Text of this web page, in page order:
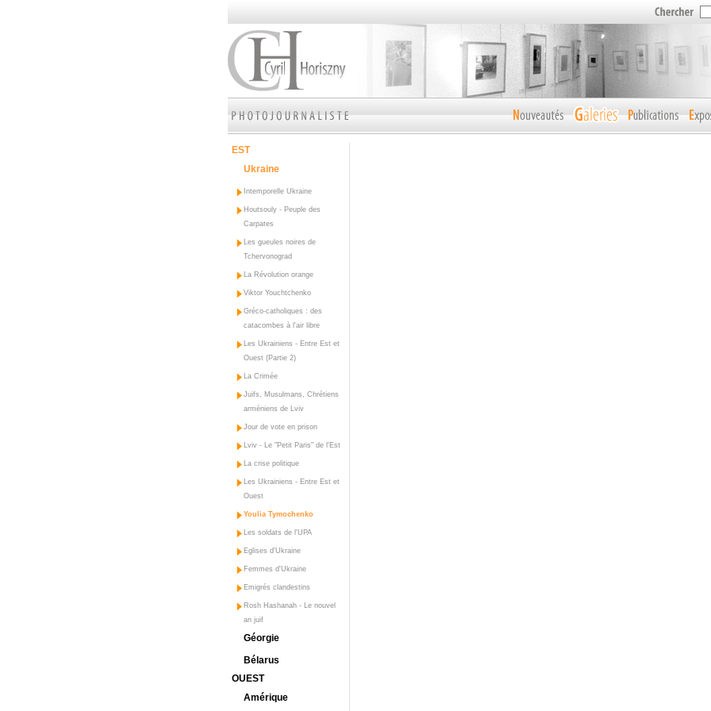
EST
Ukraine
Intemporelle Ukraine
Houtsouly - Peuple des
Carpates
Les gueules noires de
Tchervonograd
La Révolution orange
Viktor Youchtchenko
Gréco-catholiques : des
catacombes à l'air libre
Les Ukrainiens - Entre Est et
Ouest (Partie 2)
La Crimée
Juifs, Musulmans, Chrétiens
arméniens de Lviv
Jour de vote en prison
Lviv - Le "Petit Paris" de l'Est
La crise politique
Les Ukrainiens - Entre Est et
Ouest
Youlia Tymochenko
Les soldats de l'UPA
Eglises d'Ukraine
Femmes d'Ukraine
Emigrés clandestins
Rosh Hashanah - Le nouvel
an juif
Géorgie
Bélarus
OUEST
Amérique